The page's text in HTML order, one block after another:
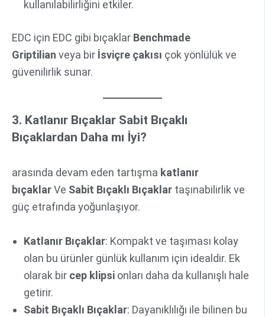
kullanılabilirliğini etkiler.
EDC için EDC gibi bıçaklar Benchmade
Griptilian veya bir İsviçre çakısı çok yönlülük ve
güvenilirlik sunar.
3. Katlanır Bıçaklar Sabit Bıçaklı
Bıçaklardan Daha mı İyi?
arasında devam eden tartışma katlanır
bıçaklarVe Sabit Bıçaklı Bıçaklar taşınabilirlik ve
güç etrafında yoğunlaşıyor.
Katlanır Bıçaklar: Kompakt ve taşıması kolay
olan bu ürünler günlük kullanım için idealdir. Ek
olarak bir cep klipsi onları daha da kullanışlı hale
getirir.
Sabit Bıçaklı Bıçaklar: Dayanıklılığı ile bilinen bu